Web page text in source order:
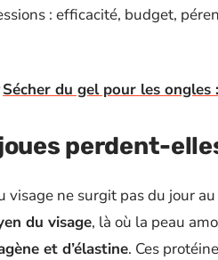
: efficacité, budget,
Sécher du gel pour les ongles
perdent-
visage ne surgit pas du jour
du visage, là où la peau
et d’élastine. Ces